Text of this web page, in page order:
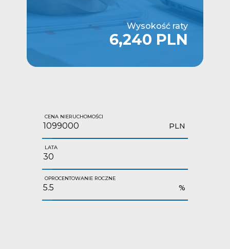
Wysokość raty
6,240 PLN
CENA NIERUCHOMOŚCI
PLN
LATA
OPROCENTOWANIE ROCZNE
%